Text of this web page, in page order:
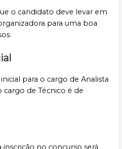
o candidato deve levar em
para uma boa
para o cargo de Analista
cargo de Técnico é de
inscrição no concurso será